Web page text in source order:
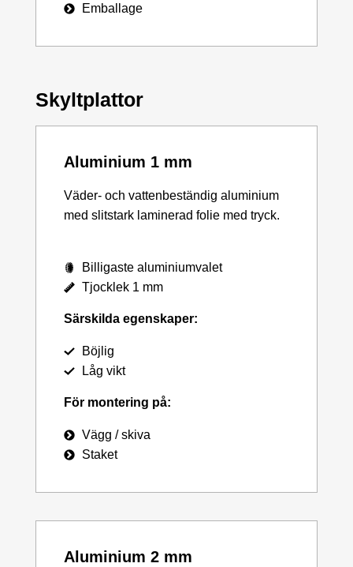
Emballage
Skyltplattor
Aluminium 1 mm
Väder- och vattenbeständig aluminium
med slitstark laminerad folie med tryck.
Billigaste aluminiumvalet
Tjocklek 1 mm
Särskilda egenskaper:
Böjlig
Låg vikt
För montering på:
Vägg / skiva
Staket
Aluminium 2 mm